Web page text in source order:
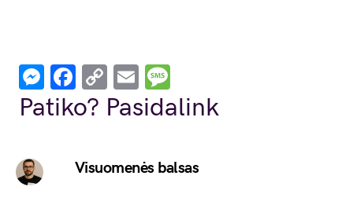
Messenger
Facebook
Copy
Link
Email
Patiko? Pasidalink
Visuomenės balsas